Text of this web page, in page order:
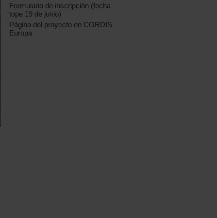
Formulario de inscripción (fecha
tope 19 de junio)
Página del proyecto en CORDIS
Europa